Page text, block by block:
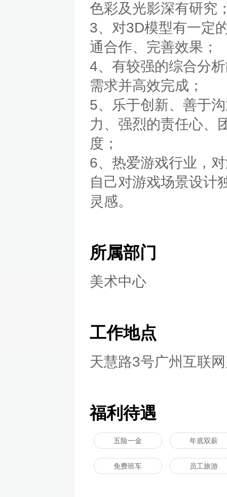
色彩及光影深有研究
3、对3D模型有一定
通合作、完善效果；
4、有较强的综合分
需求并高效完成；
5、乐于创新、善于
力、强烈的责任心、
度；
6、热爱游戏行业，
自己对游戏场景设计
灵感。
所属部门
美术中心
工作地点
天慧路3号广州互联
福利待遇
五险一金 年底双薪
免费班车 员工旅游